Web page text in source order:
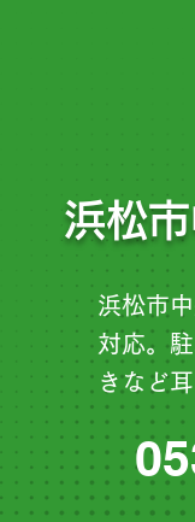
浜松
浜松市
対応。
きなど